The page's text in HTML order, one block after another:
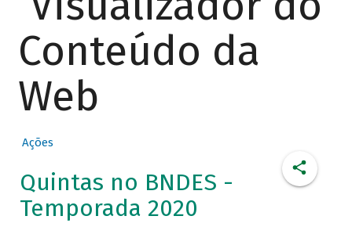
Conteúdo da
Web
Ações
Quintas no BNDES -
Temporada 2020